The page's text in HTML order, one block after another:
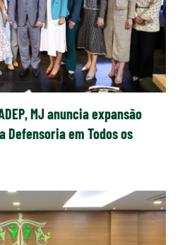
MJ anuncia expansão
Defensoria em Todos os